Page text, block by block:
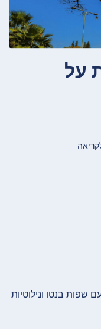
על
שפות בנטו ונילוטיות